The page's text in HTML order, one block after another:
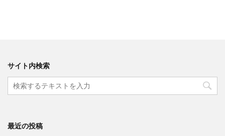
サイト内検索
最近の投稿